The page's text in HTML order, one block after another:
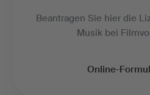
Beantragen Sie hier die
Musik bei
Online-